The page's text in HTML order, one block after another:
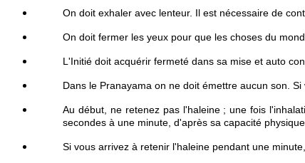
On doit exhaler avec lenteur. Il est nécessaire de
On doit fermer les yeux pour que les choses du
L'Initié doit acquérir fermeté dans sa mise et auto
Dans le Pranayama on ne doit émettre aucun son.
Au début, ne retenez pas l'haleine ; une fois
secondes à une minute, d'après sa capacité
Si vous arrivez à retenir l'haleine pendant une